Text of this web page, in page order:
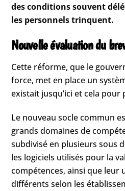
des conditions souvent
les personnels trinquent.
Nouvelle évaluation du
Cette réforme, que le
force, met en place un
existait jusqu’ici et cela pour
Le nouveau socle commun
grands domaines de
subdivisé en plusieurs sous
les logiciels utilisés pour la
compétences, ainsi que leur
différents selon les